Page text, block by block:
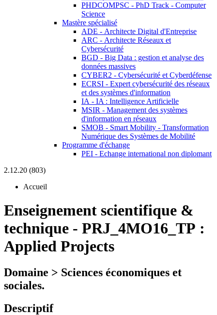
PHDCOMPSC - PhD Track - Computer
Science
Mastère spécialisé
ADE - Architecte Digital d'Entreprise
ARC - Architecte Réseaux et
Cybersécurité
BGD - Big Data : gestion et analyse des
données massives
CYBER2 - Cybersécurité et Cyberdéfense
ECRSI - Expert cybersécurité des réseaux
et des systèmes d'information
IA - IA : Intelligence Artificielle
MSIR - Management des systèmes
d'information en réseaux
SMOB - Smart Mobility - Transformation
Numérique des Systèmes de Mobilité
Programme d'échange
PEI - Echange international non diplomant
2.12.20 (803)
Accueil
Enseignement scientifique &
technique - PRJ_4MO16_TP :
Applied Projects
Domaine > Sciences économiques et
sociales.
Descriptif